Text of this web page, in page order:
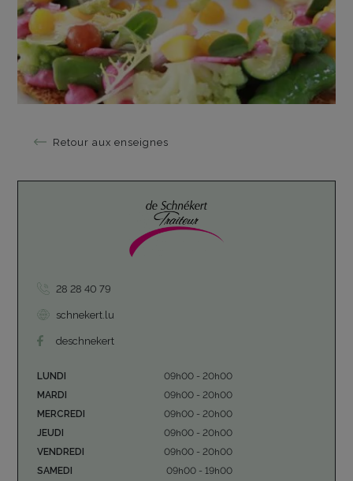
Retour aux enseignes
28 28 40 79
schnekert.lu
deschnekert
LUNDI
09h00 - 20h00
MARDI
09h00 - 20h00
MERCREDI
09h00 - 20h00
JEUDI
09h00 - 20h00
VENDREDI
09h00 - 20h00
SAMEDI
09h00 - 19h00